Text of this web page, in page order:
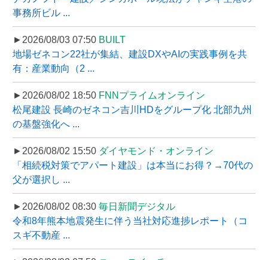
事務所ビル ...
►2026/08/03 07:50 BUILT
地場ゼネコン22社が集結、建設DXやAIの実践事例を共
有：産業動向（2 ...
►2026/08/02 18:50 FNNプライムオンライン
松尾建設 長崎のゼネコン吉川HDをグループ化 北部九州
の基盤強化へ ...
►2026/08/02 15:50 ダイヤモンド・オンライン
「相続税対策でアパート建設」は本当にお得？→70代の
父が選択し ...
►2026/08/02 08:30 毎日新聞デジタル
令和8年熊本地震発生に伴う当社対応進捗レポート（コ
スギ不動産 ...